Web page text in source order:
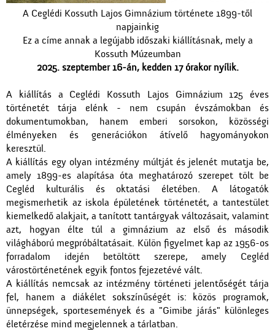
A Ceglédi Kossuth Lajos Gimnázium története 1899-től
napjainkig
Ez a címe annak a legújabb időszaki kiállításnak, mely a
Kossuth Múzeumban
2025. szeptember 16-án, kedden 17 órakor nyílik.
A kiállítás a Ceglédi Kossuth Lajos Gimnázium 125 éves
történetét tárja elénk - nem csupán évszámokban és
dokumentumokban, hanem emberi sorsokon, közösségi
élményeken és generációkon átívelő hagyományokon
keresztül.
A kiállítás egy olyan intézmény múltját és jelenét mutatja be,
amely 1899-es alapítása óta meghatározó szerepet tölt be
Cegléd kulturális és oktatási életében. A látogatók
megismerhetik az iskola épületének történetét, a tantestület
kiemelkedő alakjait, a tanított tantárgyak változásait, valamint
azt, hogyan élte túl a gimnázium az első és második
világháború megpróbáltatásait. Külön figyelmet kap az 1956-os
forradalom idején betöltött szerepe, amely Cegléd
várostörténetének egyik fontos fejezetévé vált.
A kiállítás nemcsak az intézmény történeti jelentőségét tárja
fel, hanem a diákélet sokszínűségét is: közös programok,
ünnepségek, sportesemények és a "Gimibe járás" különleges
életérzése mind megjelennek a tárlatban.